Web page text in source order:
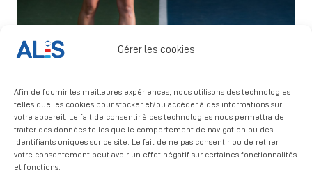
Gérer les cookies
Afin de fournir les meilleures expériences, nous utilisons des technologies
telles que les cookies pour stocker et/ou accéder à des informations sur
votre appareil. Le fait de consentir à ces technologies nous permettra de
traiter des données telles que le comportement de navigation ou des
identifiants uniques sur ce site. Le fait de ne pas consentir ou de retirer
votre consentement peut avoir un effet négatif sur certaines fonctionnalités
et fonctions.